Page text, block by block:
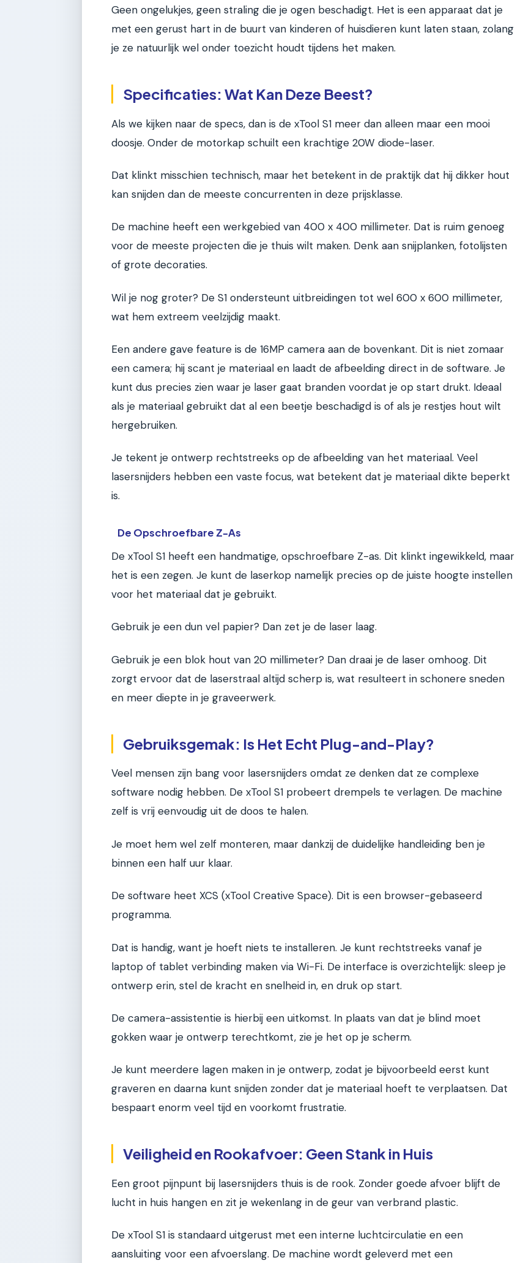
Geen ongelukjes, geen straling die je ogen beschadigt. Het is een apparaat dat je
met een gerust hart in de buurt van kinderen of huisdieren kunt laten staan, zolang
je ze natuurlijk wel onder toezicht houdt tijdens het maken.
Specificaties: Wat Kan Deze Beest?
Als we kijken naar de specs, dan is de xTool S1 meer dan alleen maar een mooi
doosje. Onder de motorkap schuilt een krachtige 20W diode-laser.
Dat klinkt misschien technisch, maar het betekent in de praktijk dat hij dikker hout
kan snijden dan de meeste concurrenten in deze prijsklasse.
De machine heeft een werkgebied van 400 x 400 millimeter. Dat is ruim genoeg
voor de meeste projecten die je thuis wilt maken. Denk aan snijplanken, fotolijsten
of grote decoraties.
Wil je nog groter? De S1 ondersteunt uitbreidingen tot wel 600 x 600 millimeter,
wat hem extreem veelzijdig maakt.
Een andere gave feature is de 16MP camera aan de bovenkant. Dit is niet zomaar
een camera; hij scant je materiaal en laadt de afbeelding direct in de software. Je
kunt dus precies zien waar je laser gaat branden voordat je op start drukt. Ideaal
als je materiaal gebruikt dat al een beetje beschadigd is of als je restjes hout wilt
hergebruiken.
Je tekent je ontwerp rechtstreeks op de afbeelding van het materiaal. Veel
lasersnijders hebben een vaste focus, wat betekent dat je materiaal dikte beperkt
is.
De Opschroefbare Z-As
De xTool S1 heeft een handmatige, opschroefbare Z-as. Dit klinkt ingewikkeld, maar
het is een zegen. Je kunt de laserkop namelijk precies op de juiste hoogte instellen
voor het materiaal dat je gebruikt.
Gebruik je een dun vel papier? Dan zet je de laser laag.
Gebruik je een blok hout van 20 millimeter? Dan draai je de laser omhoog. Dit
zorgt ervoor dat de laserstraal altijd scherp is, wat resulteert in schonere sneden
en meer diepte in je graveerwerk.
Gebruiksgemak: Is Het Echt Plug-and-Play?
Veel mensen zijn bang voor lasersnijders omdat ze denken dat ze complexe
software nodig hebben. De xTool S1 probeert drempels te verlagen. De machine
zelf is vrij eenvoudig uit de doos te halen.
Je moet hem wel zelf monteren, maar dankzij de duidelijke handleiding ben je
binnen een half uur klaar.
De software heet XCS (xTool Creative Space). Dit is een browser-gebaseerd
programma.
Dat is handig, want je hoeft niets te installeren. Je kunt rechtstreeks vanaf je
laptop of tablet verbinding maken via Wi-Fi. De interface is overzichtelijk: sleep je
ontwerp erin, stel de kracht en snelheid in, en druk op start.
De camera-assistentie is hierbij een uitkomst. In plaats van dat je blind moet
gokken waar je ontwerp terechtkomt, zie je het op je scherm.
Je kunt meerdere lagen maken in je ontwerp, zodat je bijvoorbeeld eerst kunt
graveren en daarna kunt snijden zonder dat je materiaal hoeft te verplaatsen. Dat
bespaart enorm veel tijd en voorkomt frustratie.
Veiligheid en Rookafvoer: Geen Stank in Huis
Een groot pijnpunt bij lasersnijders thuis is de rook. Zonder goede afvoer blijft de
lucht in huis hangen en zit je wekenlang in de geur van verbrand plastic.
De xTool S1 is standaard uitgerust met een interne luchtcirculatie en een
aansluiting voor een afvoerslang. De machine wordt geleverd met een